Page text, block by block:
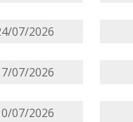
07/2026
07/2026
07/2026